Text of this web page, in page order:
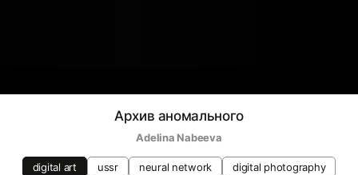
Архив аномального
Adelina Nabeeva
digital art ussr neural network digital photography